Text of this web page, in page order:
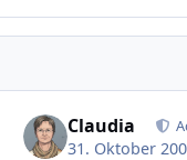
Claudia
31. Oktober